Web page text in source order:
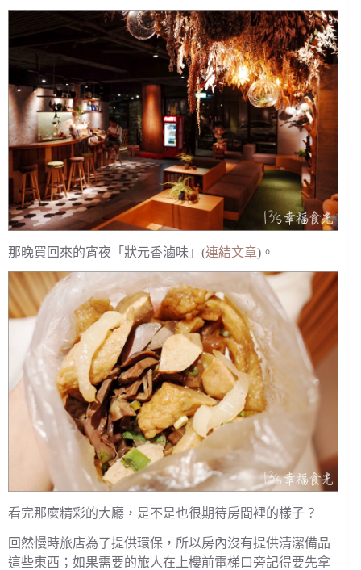
那晚買回來的宵夜「狀元香滷味」(連結文章)。
看完那麼精彩的大廳，是不是也很期待房間裡的樣子？
回然慢時旅店為了提供環保，所以房內沒有提供清潔備品
這些東西；如果需要的旅人在上樓前電梯口旁記得要先拿